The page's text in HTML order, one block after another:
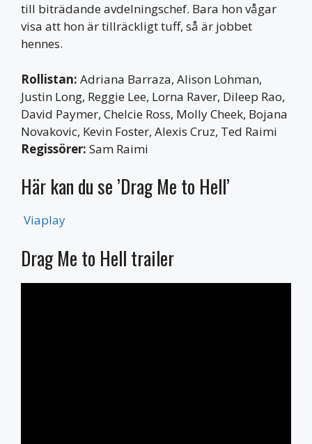
till biträdande avdelningschef. Bara hon vågar
visa att hon är tillräckligt tuff, så är jobbet
hennes.
Rollistan: Adriana Barraza, Alison Lohman,
Justin Long, Reggie Lee, Lorna Raver, Dileep Rao,
David Paymer, Chelcie Ross, Molly Cheek, Bojana
Novakovic, Kevin Foster, Alexis Cruz, Ted Raimi
Regissörer: Sam Raimi
Här kan du se ’Drag Me to Hell’
Viaplay
Drag Me to Hell trailer